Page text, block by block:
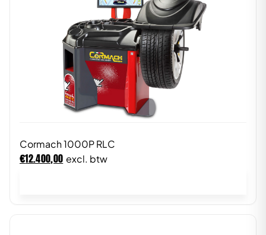
Cormach 1000P RLC
€12.400,00 excl. btw